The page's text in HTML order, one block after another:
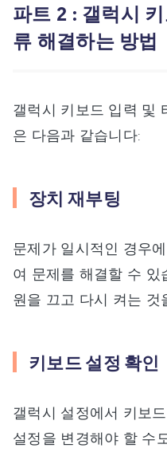
파트 2 : 갤럭시
류 해결하는 방법
갤럭시 키보드 입력 및
은 다음과 같습니다:
장치 재부팅
문제가 일시적인 경우
여 문제를 해결할 수 있
원을 끄고 다시 켜는 것
키보드 설정 확인
갤럭시 설정에서 키보
설정을 변경해야 할 수